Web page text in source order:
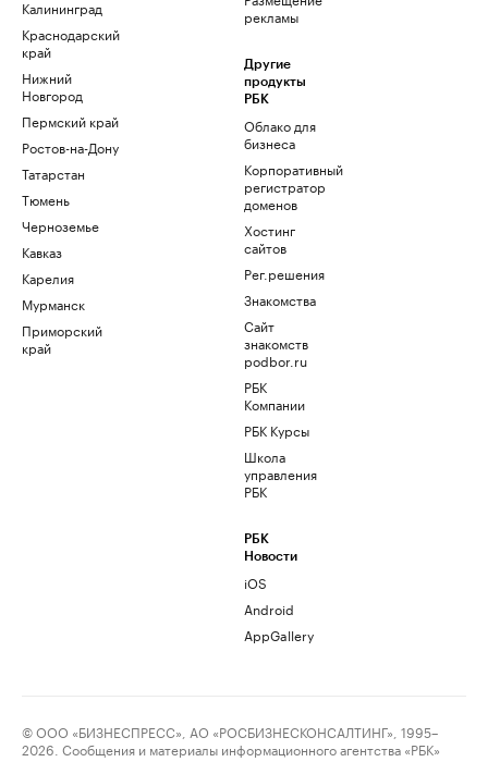
Калининград
Краснодарский
край
Нижний
Новгород
Пермский край
Ростов-на-Дону
Татарстан
Тюмень
Черноземье
Кавказ
Карелия
Мурманск
Приморский
край
рекламы
Другие
продукты
РБК
Облако для
бизнеса
Корпоративный
регистратор
доменов
Хостинг
сайтов
Рег.решения
Знакомства
Сайт
знакомств
podbor.ru
РБК
Компании
РБК Курсы
Школа
управления
РБК
РБК
Новости
iOS
Android
AppGallery
© ООО «БИЗНЕСПРЕСС», АО «РОСБИЗНЕСКОНСАЛТИНГ», 1995–
2026. Сообщения и материалы информационного агентства «РБК»